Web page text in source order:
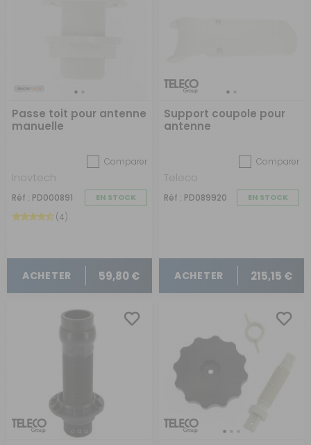
Passe toit pour antenne
manuelle
Comparer
Inovtech
Réf : PD000891 EN STOCK
(4)
ACHETER 59,80 €
Support coupole pour
antenne
Comparer
Teleco
Réf : PD089920 EN STOCK
ACHETER 215,15 €